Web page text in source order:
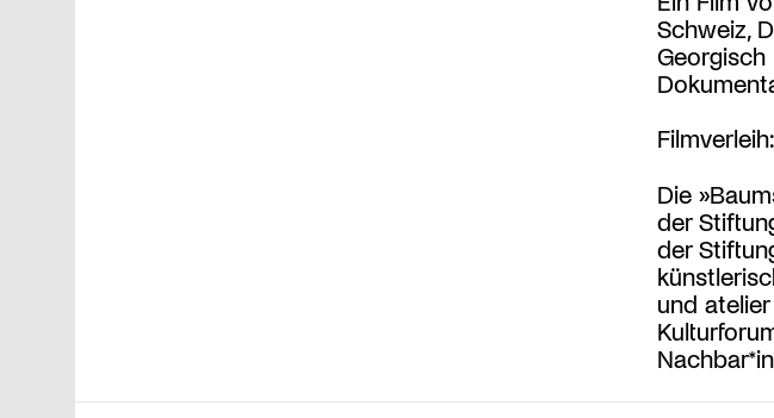
Schweiz,
Georgisch
Die
der
der
und